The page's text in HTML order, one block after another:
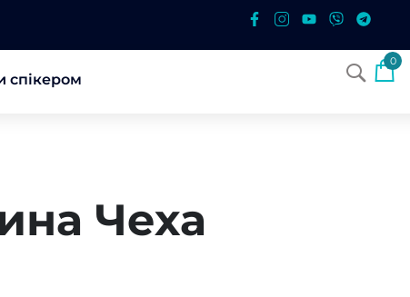
спікером
0
Чеха